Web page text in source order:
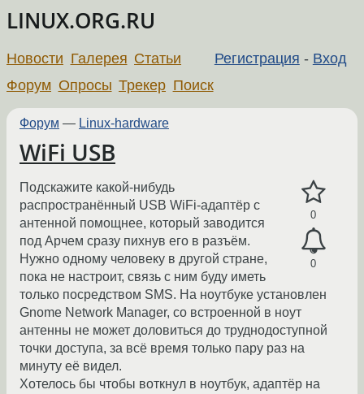
LINUX.ORG.RU
Регистрация - Вход
Новости Галерея Статьи
Форум Опросы Трекер Поиск
Форум — Linux-hardware
WiFi USB
0
0
Подскажите какой-нибудь
распространённый USB WiFi-адаптёр с
антенной помощнее, который заводится
под Арчем сразу пихнув его в разъём.
Нужно одному человеку в другой стране,
пока не настроит, связь с ним буду иметь
только посредством SMS. На ноутбуке установлен
Gnome Network Manager, со встроенной в ноут
антенны не может доловиться до труднодоступной
точки доступа, за всё время только пару раз на
минуту её видел.
Хотелось бы чтобы воткнул в ноутбук, адаптёр на